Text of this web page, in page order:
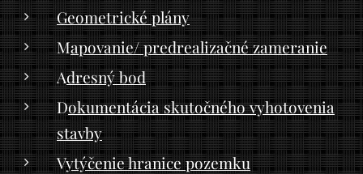
Geometrické plány
Mapovanie/ predrealizačné zameranie
Adresný bod
Dokumentácia skutočného vyhotovenia
stavby
Vytýčenie hranice pozemku